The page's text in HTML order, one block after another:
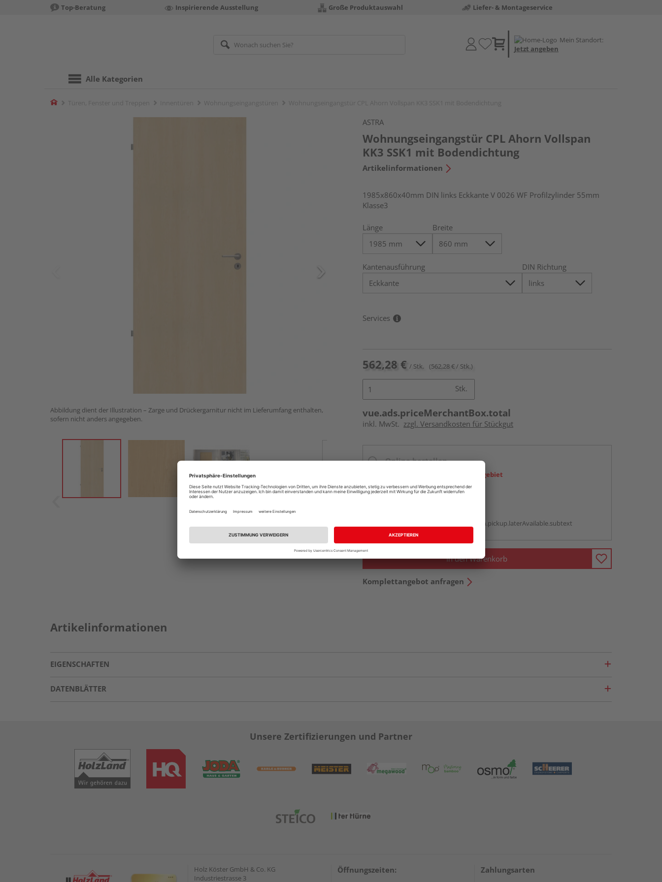
Top-Beratung Inspirierende Ausstellung Große Produktauswahl Liefer- & Montageservice
Mein Standort:
Jetzt angeben
Alle Kategorien
Home
Abbildung dient der Illustration – Zarge und Drückergarnitur nicht im Lieferumfang enthalten,
sofern nicht anders angegeben.
ASTRA
Wohnungseingangstür CPL Ahorn Vollspan
KK3 SSK1 mit Bodendichtung
Artikelinformationen
1985x860x40mm DIN links Eckkante V 0026 WF Profilzylinder 55mm
Klasse3
Länge Breite
Kantenausführung DIN Richtung
Services
562,28 € / Stk. (562,28 € / Stk.)
Stk.
vue.ads.priceMerchantBox.total
inkl. MwSt. zzgl. Versandkosten für Stückgut
Online bestellen
Ihr Standort ist nicht im Liefergebiet
vue.ads.priceMerchantBox.option.pickup.laterAvailable.subtext
In den Warenkorb
Komplettangebot anfragen
Artikelinformationen
EIGENSCHAFTEN
DATENBLÄTTER
Unsere Zertifizierungen und Partner
Holz Köster GmbH & Co. KG
Industriestrasse 3
Öffnungszeiten: Zahlungsarten